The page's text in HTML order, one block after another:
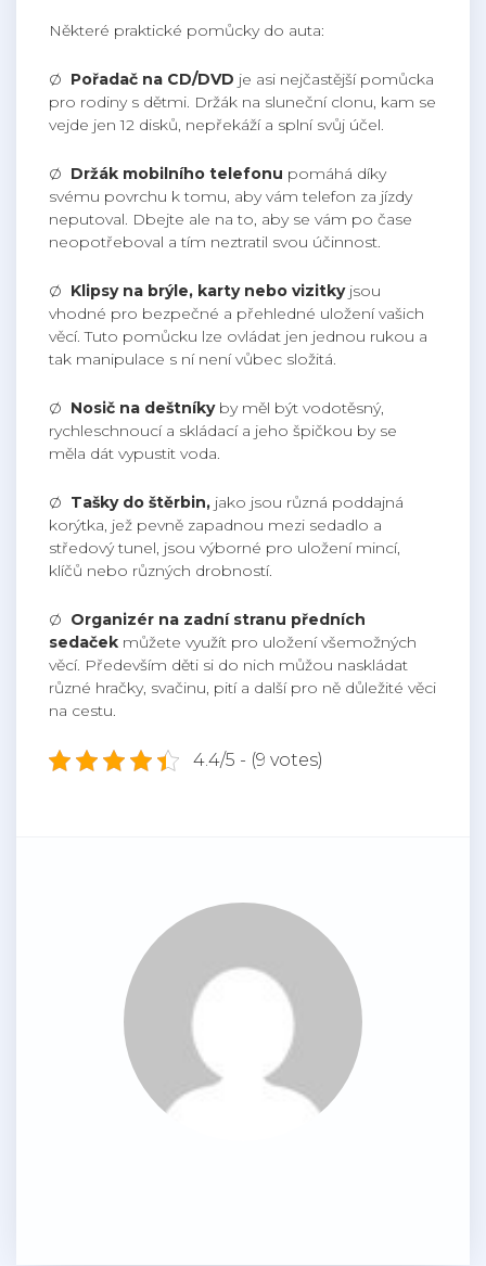
Některé praktické pomůcky do auta:
Ø Pořadač na CD/DVD je asi nejčastější pomůcka
pro rodiny s dětmi. Držák na sluneční clonu, kam se
vejde jen 12 disků, nepřekáží a splní svůj účel.
Ø Držák mobilního telefonu pomáhá díky
svému povrchu k tomu, aby vám telefon za jízdy
neputoval. Dbejte ale na to, aby se vám po čase
neopotřeboval a tím neztratil svou účinnost.
Ø Klipsy na brýle, karty nebo vizitky jsou
vhodné pro bezpečné a přehledné uložení vašich
věcí. Tuto pomůcku lze ovládat jen jednou rukou a
tak manipulace s ní není vůbec složitá.
Ø Nosič na deštníky by měl být vodotěsný,
rychleschnoucí a skládací a jeho špičkou by se
měla dát vypustit voda.
Ø Tašky do štěrbin, jako jsou různá poddajná
korýtka, jež pevně zapadnou mezi sedadlo a
středový tunel, jsou výborné pro uložení mincí,
klíčů nebo různých drobností.
Ø Organizér na zadní stranu předních
sedaček můžete využít pro uložení všemožných
věcí. Především děti si do nich můžou naskládat
různé hračky, svačinu, pití a další pro ně důležité věci
na cestu.
4.4/5 - (9 votes)